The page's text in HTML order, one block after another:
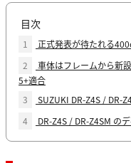
目次
1
正式発表が待たれる
2
車体はフレームから新
5+適合
3
SUZUKI DR-Z4S / DR-
4
DR-Z4S / DR-Z4SM の